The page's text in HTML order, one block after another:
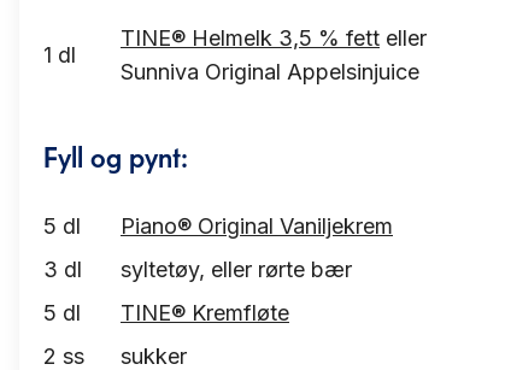
1 dl
TINE® Helmelk 3,5 % fett eller
Sunniva Original Appelsinjuice
Fyll og pynt:
5 dl
Piano® Original Vaniljekrem
3 dl
syltetøy, eller rørte bær
5 dl
TINE® Kremfløte
2 ss
sukker